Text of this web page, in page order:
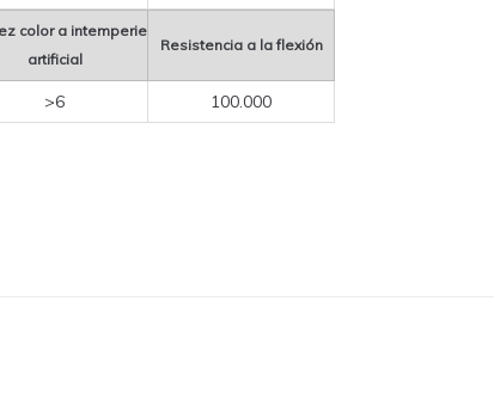
color a intemperie
artificial
Resistencia a la flexión
>6 100.000